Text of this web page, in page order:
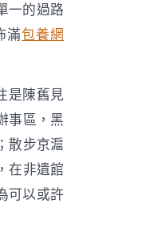
一的過路
滿包養網
是陳舊見
事區，黑
散步京滬
在非遺館
可以或許